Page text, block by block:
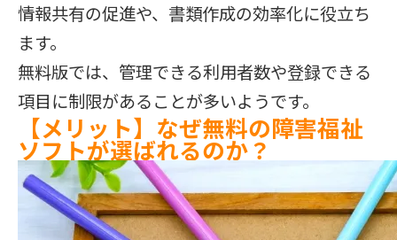
情報共有の促進や、書類作成の効率化に役立ち
ます。
無料版では、管理できる利用者数や登録できる
項目に制限があることが多いようです。
【メリット】なぜ無料の障害福祉
ソフトが選ばれるのか？